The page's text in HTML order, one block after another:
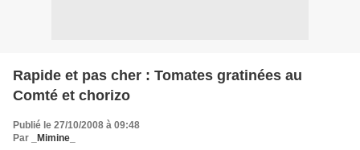
Rapide et pas cher : Tomates gratinées au
Comté et chorizo
Publié le 27/10/2008 à 09:48
Par
_Mimine_